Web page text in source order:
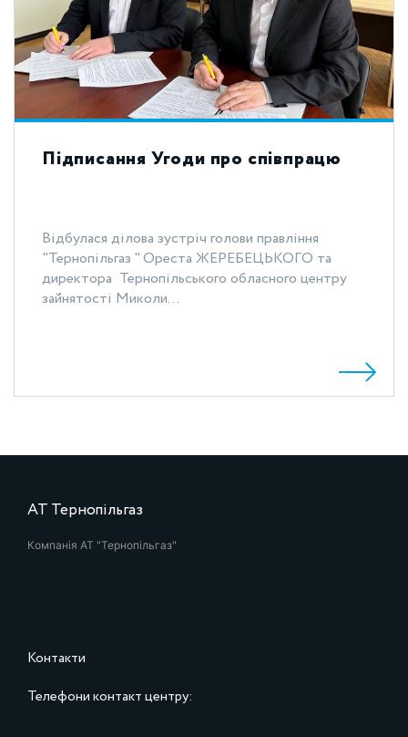
Підписання Угоди про співпрацю
Відбулася ділова зустріч голови правління
"Тернопільгаз " Ореста ЖЕРЕБЕЦЬКОГО та
директора Тернопільського обласного центру
зайнятості Миколи...
АТ Тернопільгаз
Компанія АТ "Тернопільгаз"
Контакти
Телефони контакт центру: